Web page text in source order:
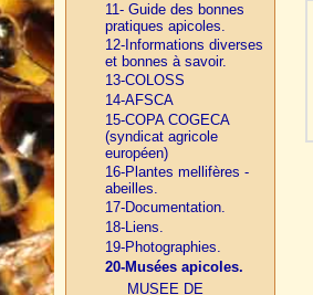
11- Guide des bonnes
pratiques apicoles.
12-Informations diverses
et bonnes à savoir.
13-COLOSS
14-AFSCA
15-COPA COGECA
(syndicat agricole
européen)
16-Plantes mellifères -
abeilles.
17-Documentation.
18-Liens.
19-Photographies.
20-Musées apicoles.
MUSEE DE